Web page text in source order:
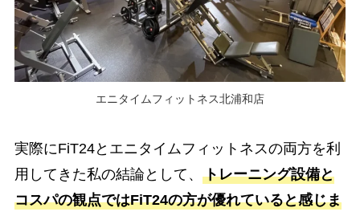
エニタイムフィットネス北浦和店
実際にFiT24とエニタイムフィットネスの両方を利
用してきた私の結論として、 トレーニング設備と
コスパの観点ではFiT24の方が優れていると感じま